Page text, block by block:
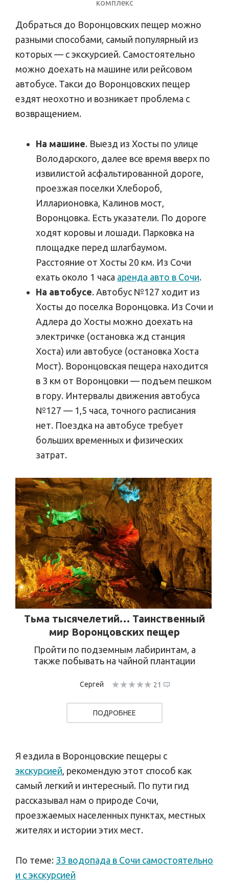
комплекс
Добраться до Воронцовских пещер можно
разными способами, самый популярный из
которых — с экскурсией. Самостоятельно
можно доехать на машине или рейсовом
автобусе. Такси до Воронцовских пещер
ездят неохотно и возникает проблема с
возвращением.
На машине. Выезд из Хосты по улице
Володарского, далее все время вверх по
извилистой асфальтированной дороге,
проезжая поселки Хлебороб,
Илларионовка, Калинов мост,
Воронцовка. Есть указатели. По дороге
ходят коровы и лошади. Парковка на
площадке перед шлагбаумом.
Расстояние от Хосты 20 км. Из Сочи
ехать около 1 часа аренда авто в Сочи.
На автобусе. Автобус №127 ходит из
Хосты до поселка Воронцовка. Из Сочи и
Адлера до Хосты можно доехать на
электричке (остановка жд станция
Хоста) или автобусе (остановка Хоста
Мост). Воронцовская пещера находится
в 3 км от Воронцовки — подъем пешком
в гору. Интервалы движения автобуса
№127 — 1,5 часа, точного расписания
нет. Поездка на автобусе требует
больших временных и физических
затрат.
Тьма тысячелетий… Таинственный
мир Воронцовских пещер
Пройти по подземным лабиринтам, а
также побывать на чайной плантации
Сергей 21
ПОДРОБНЕЕ
Я ездила в Воронцовские пещеры с
экскурсией , рекомендую этот способ как
самый легкий и интересный. По пути гид
рассказывал нам о природе Сочи,
проезжаемых населенных пунктах, местных
жителях и истории этих мест.
По теме: 33 водопада в Сочи самостоятельно
и с экскурсией